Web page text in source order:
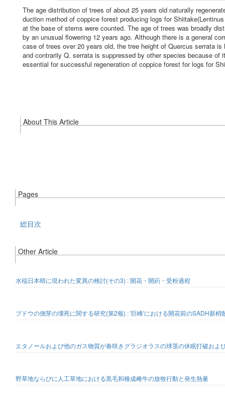
The age distribution of trees of about 25 years old naturally
duction method of coppice forest producing logs for
at the base of stems were counted. The age of trees was broadly
by an unusual flowering 12 years ago. Although there is a general
case of trees over 20 years old, the tree height of Quercus serrata
and contrarily Q. serrata is suppressed by other species because
essential for successful regeneration of coppice forest for logs for
About This Article
Pages
総目次
Other Article
水稲日本晴に現われた変異の検討(その3) : 開花・開葯・受粉過程
ブドウの側芽の壊死に関する研究(第2報) : '巨峰'における開花前のSADH新
エタノールおよび他のガス物質が春咲きグラジオラスの球茎の休眠打破およ
野草地ならびに人工草地における黒毛和種成雌牛の放牧行動と発生熱量